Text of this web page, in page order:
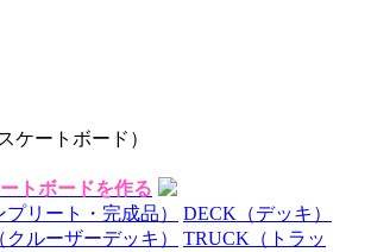
スケートボード）
トボードを作る
プリート・完成品） DECK （デッキ）
クルーザーデッキ） TRUCK （トラッ